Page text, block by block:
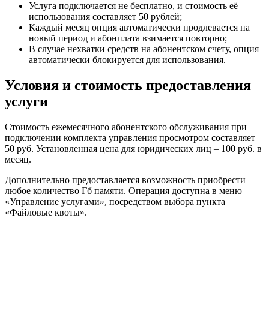
Услуга подключается не бесплатно, и стоимость её
использования составляет 50 рублей;
Каждый месяц опция автоматически продлевается на
новый период и абонплата взимается повторно;
В случае нехватки средств на абонентском счету, опция
автоматически блокируется для использования.
Условия и стоимость предоставления
услуги
Стоимость ежемесячного абонентского обслуживания при
подключении комплекта управления просмотром составляет
50 руб. Установленная цена для юридических лиц – 100 руб. в
месяц.
Дополнительно предоставляется возможность приобрести
любое количество Гб памяти. Операция доступна в меню
«Управление услугами», посредством выбора пункта
«Файловые квоты».